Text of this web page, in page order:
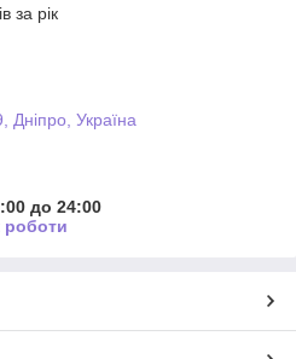
за рік
Дніпро, Україна
до 24:00
роботи